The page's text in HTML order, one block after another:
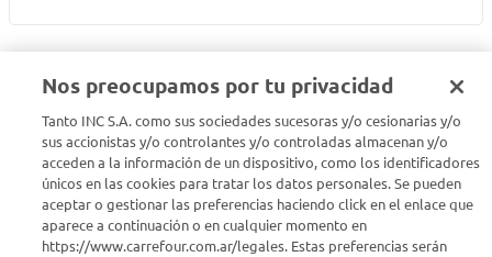
Seguinos en :
Estamos para ayudarte
¿Tenés una consulta? Comunicate con nosotrosacá
Nos preocupamos por tu privacidad
Tanto INC S.A. como sus sociedades sucesoras y/o cesionarias y/o
sus accionistas y/o controlantes y/o controladas almacenan y/o
acceden a la información de un dispositivo, como los identificadores
únicos en las cookies para tratar los datos personales. Se pueden
aceptar o gestionar las preferencias haciendo click en el enlace que
aparece a continuación o en cualquier momento en
https://www.carrefour.com.ar/legales. Estas preferencias serán